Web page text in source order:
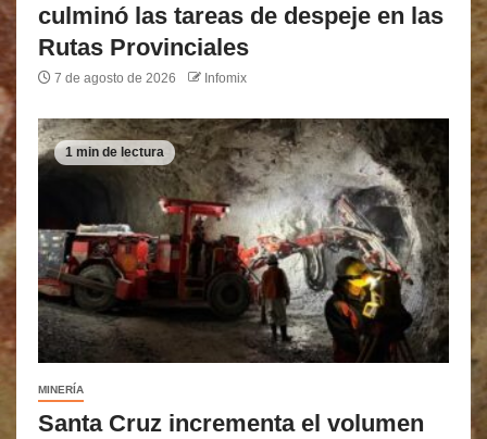
culminó las tareas de despeje en las
Rutas Provinciales
7 de agosto de 2026 Infomix
1 min de lectura
MINERÍA
Santa Cruz incrementa el volumen